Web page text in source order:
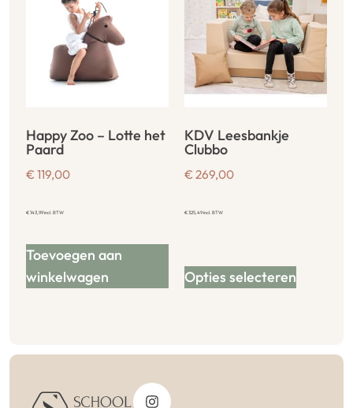
Happy Zoo – Lotte het
Paard
€ 119,00
€143,99incl. BTW
Toevoegen aan
winkelwagen
KDV Leesbankje
Clubbo
€ 269,00
€325,49incl. BTW
Opties selecteren